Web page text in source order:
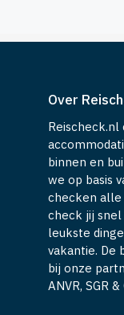
Over
binnen en
we op basis
checken alle
check jij
leukste
vakantie. De
bij onze
ANVR, SGR